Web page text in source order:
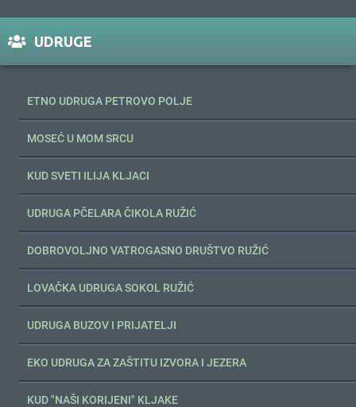
UDRUGE
ETNO UDRUGA PETROVO POLJE
MOSEĆ U MOM SRCU
KUD SVETI ILIJA KLJACI
UDRUGA PČELARA ČIKOLA RUŽIĆ
DOBROVOLJNO VATROGASNO DRUŠTVO RUŽIĆ
LOVAČKA UDRUGA SOKOL RUŽIĆ
UDRUGA BUZOV I PRIJATELJI
EKO UDRUGA ZA ZAŠTITU IZVORA I JEZERA
KUD "NAŠI KORIJENI" KLJAKE